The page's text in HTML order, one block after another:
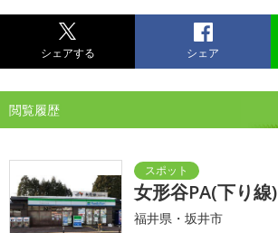
シェアする シェア
閲覧履歴
女形谷PA(下り線)
福井県・坂井市